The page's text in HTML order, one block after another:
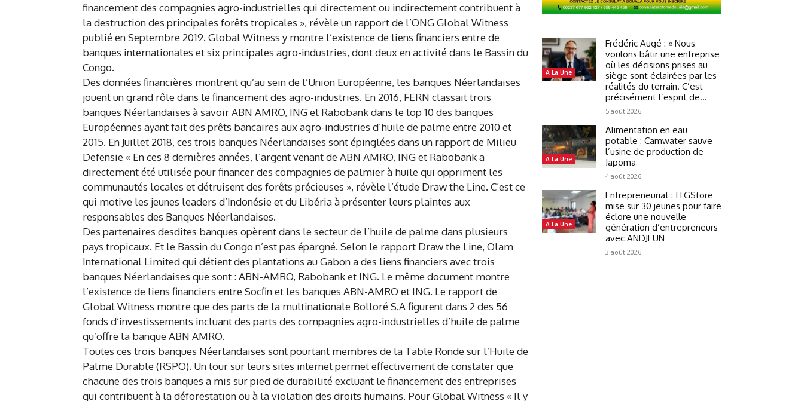
financement des compagnies agro-industrielles qui directement ou indirectement contribuent à
la destruction des principales forêts tropicales », révèle un rapport de l’ONG Global Witness
publié en Septembre 2019. Global Witness y montre l’existence de liens financiers entre de
banques internationales et six principales agro-industries, dont deux en activité dans le Bassin du
Congo.
Des données financières montrent qu’au sein de l’Union Européenne, les banques Néerlandaises
jouent un grand rôle dans le financement des agro-industries. En 2016, FERN classait trois
banques Néerlandaises à savoir ABN AMRO, ING et Rabobank dans le top 10 des banques
Européennes ayant fait des prêts bancaires aux agro-industries d’huile de palme entre 2010 et
2015. En Juillet 2018, ces trois banques Néerlandaises sont épinglées dans un rapport de Milieu
Defensie « En ces 8 dernières années, l’argent venant de ABN AMRO, ING et Rabobank a
directement été utilisée pour financer des compagnies de palmier à huile qui oppriment les
communautés locales et détruisent des forêts précieuses », révèle l’étude Draw the Line. C’est ce
qui motive les jeunes leaders d’Indonésie et du Libéria à présenter leurs plaintes aux
responsables des Banques Néerlandaises.
Des partenaires desdites banques opèrent dans le secteur de l’huile de palme dans plusieurs
pays tropicaux. Et le Bassin du Congo n’est pas épargné. Selon le rapport Draw the Line, Olam
International Limited qui détient des plantations au Gabon a des liens financiers avec trois
banques Néerlandaises que sont : ABN-AMRO, Rabobank et ING. Le même document montre
l’existence de liens financiers entre Socfin et les banques ABN-AMRO et ING. Le rapport de
Global Witness montre que des parts de la multinationale Bolloré S.A figurent dans 2 des 56
fonds d’investissements incluant des parts des compagnies agro-industrielles d’huile de palme
qu’offre la banque ABN AMRO.
Toutes ces trois banques Néerlandaises sont pourtant membres de la Table Ronde sur l’Huile de
Palme Durable (RSPO). Un tour sur leurs sites internet permet effectivement de constater que
chacune des trois banques a mis sur pied de durabilité excluant le financement des entreprises
qui contribuent à la déforestation ou à la violation des droits humains. Pour Global Witness « Il y
A La Une
Frédéric Augé : « Nous
voulons bâtir une entreprise
où les décisions prises au
siège sont éclairées par les
réalités du terrain. C’est
précisément l’esprit de...
5 août 2026
A La Une
Alimentation en eau
potable : Camwater sauve
l’usine de production de
Japoma
4 août 2026
A La Une
Entrepreneuriat : ITGStore
mise sur 30 jeunes pour faire
éclore une nouvelle
génération d’entrepreneurs
avec ANDJEUN
3 août 2026